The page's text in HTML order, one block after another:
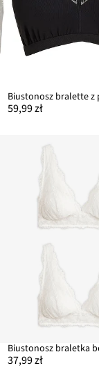
59,99 zł
37,99 zł